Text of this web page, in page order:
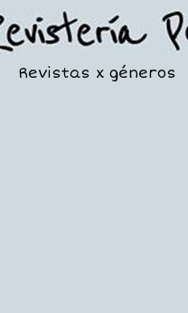
Revistas x géneros